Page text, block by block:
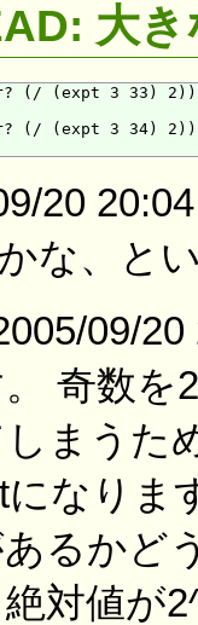
大
(/ (expt 3 33) 2))
(/ (expt 3 34) 2))
20
な、と
09/
奇数を
まうた
になりま
るかど
対値が